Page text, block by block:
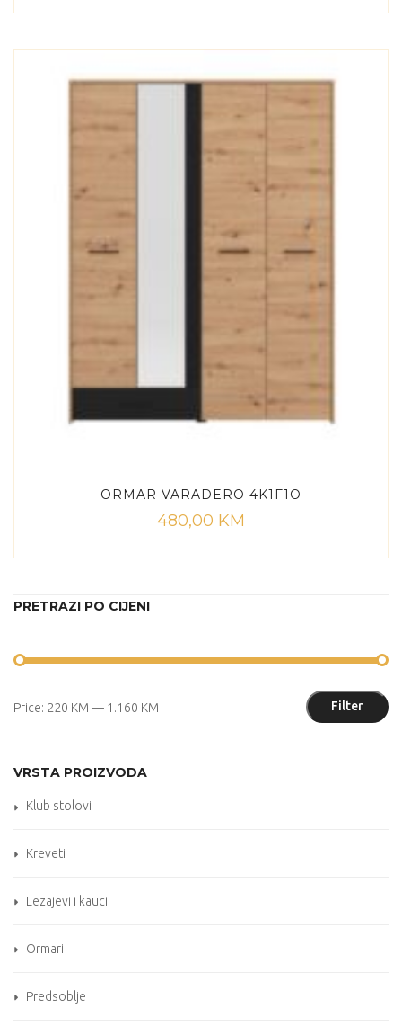
ORMAR VARADERO 4K1F1O
480,00 KM
PRETRAZI PO CIJENI
Filter
Price: 220 KM — 1.160 KM
VRSTA PROIZVODA
Klub stolovi
Kreveti
Lezajevi i kauci
Ormari
Predsoblje